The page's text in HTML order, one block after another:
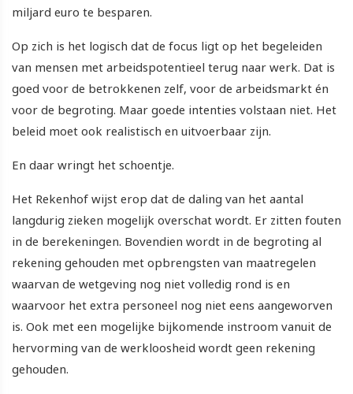
miljard euro te besparen.
Op zich is het logisch dat de focus ligt op het begeleiden
van mensen met arbeidspotentieel terug naar werk. Dat is
goed voor de betrokkenen zelf, voor de arbeidsmarkt én
voor de begroting. Maar goede intenties volstaan niet. Het
beleid moet ook realistisch en uitvoerbaar zijn.
En daar wringt het schoentje.
Het Rekenhof wijst erop dat de daling van het aantal
langdurig zieken mogelijk overschat wordt. Er zitten fouten
in de berekeningen. Bovendien wordt in de begroting al
rekening gehouden met opbrengsten van maatregelen
waarvan de wetgeving nog niet volledig rond is en
waarvoor het extra personeel nog niet eens aangeworven
is. Ook met een mogelijke bijkomende instroom vanuit de
hervorming van de werkloosheid wordt geen rekening
gehouden.